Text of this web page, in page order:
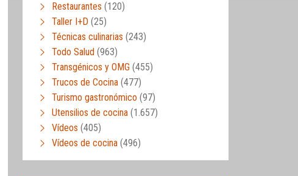
Restaurantes (120)
Taller I+D (25)
Técnicas culinarias (243)
Todo Salud (963)
Transgénicos y OMG (455)
Trucos de Cocina (477)
Turismo gastronómico (97)
Utensilios de cocina (1.657)
Vídeos (405)
Vídeos de cocina (496)